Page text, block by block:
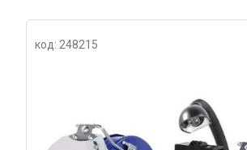
код: 248215